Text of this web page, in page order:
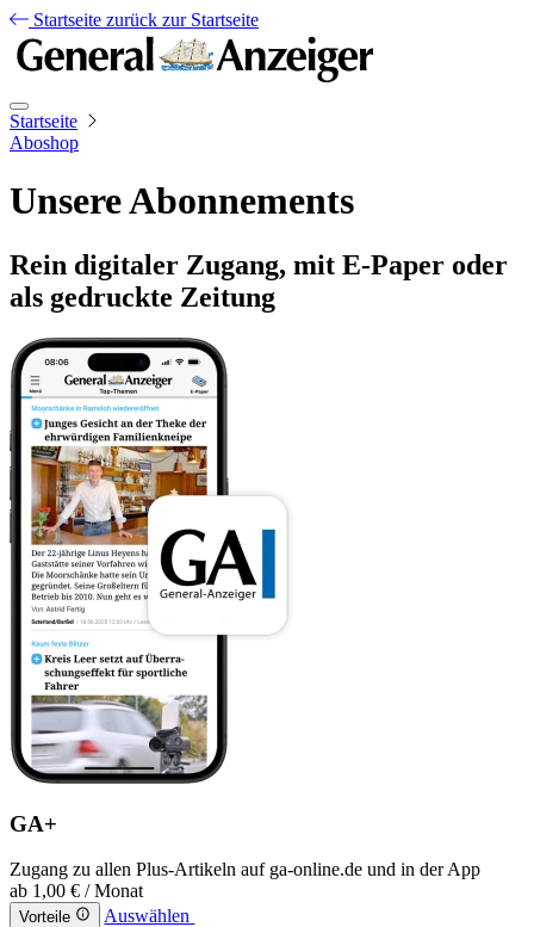
Startseite zurück zur Startseite
Startseite
Aboshop
Unsere Abonnements
Rein digitaler Zugang, mit E-Paper oder
als gedruckte Zeitung
GA+
Zugang zu allen Plus-Artikeln auf ga-online.de und in der App
ab 1,00 € / Monat
Vorteile Auswählen